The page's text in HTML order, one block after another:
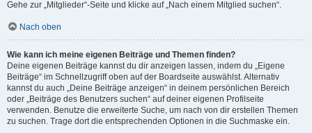
Gehe zur „Mitglieder“-Seite und klicke auf „Nach einem Mitglied suchen“.
Nach oben
Wie kann ich meine eigenen Beiträge und Themen finden?
Deine eigenen Beiträge kannst du dir anzeigen lassen, indem du „Eigene
Beiträge“ im Schnellzugriff oben auf der Boardseite auswählst. Alternativ
kannst du auch „Deine Beiträge anzeigen“ in deinem persönlichen Bereich
oder „Beiträge des Benutzers suchen“ auf deiner eigenen Profilseite
verwenden. Benutze die erweiterte Suche, um nach von dir erstellen Themen
zu suchen. Trage dort die entsprechenden Optionen in die Suchmaske ein.